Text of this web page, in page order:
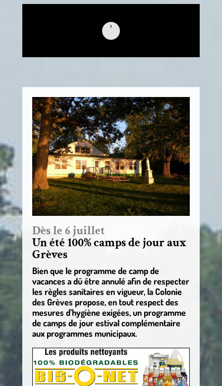
Dès le 6 juillet
Un été 100% camps de jour aux
Grèves
Bien que le programme de camp de
vacances a dû être annulé afin de respecter
les règles sanitaires en vigueur, la Colonie
des Grèves propose, en tout respect des
mesures d’hygiène exigées, un programme
de camps de jour estival complémentaire
aux programmes municipaux.